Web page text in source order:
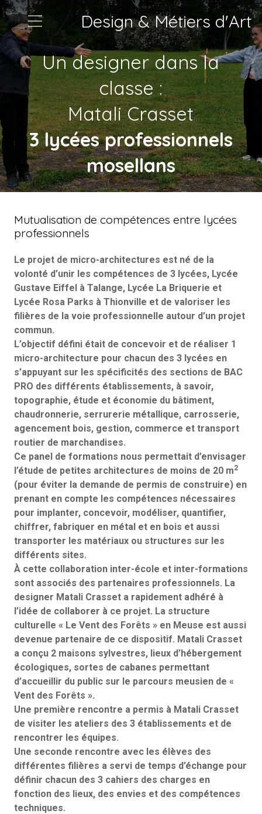
Design & Métiers d'Art
Un designer dans la
classe :
Matali Crasset
3 lycées professionnels
mosellans
Mutualisation de compétences entre lycées
professionnels
Le projet de micro-architectures est né de la
volonté d’unir les compétences de 3 lycées, Lycée
Gustave Eiffel à Talange, Lycée La Briquerie et
Lycée Rosa Parks à Thionville et de valoriser les
filières de la voie professionnelle autour d’un projet
commun.
L’objectif défini était de concevoir et de réaliser 1
micro-architecture pour chacun des 3 lycées en
s’appuyant sur les spécificités des sections de BAC
PRO des différents établissements, à savoir,
topographie, étude et économie du bâtiment,
chaudronnerie, serrurerie métallique, carrosserie,
agencement bois, gestion, commerce et transport
routier de marchandises.
Ce panel de formations nous permettait d’envisager
l’étude de petites architectures de moins de 20 m2
(pour éviter la demande de permis de construire) en
prenant en compte les compétences nécessaires
pour implanter, concevoir, modéliser, quantifier,
chiffrer, fabriquer en métal et en bois et aussi
transporter les matériaux ou structures sur les
différents sites.
À cette collaboration inter-école et inter-formations
sont associés des partenaires professionnels. La
designer Matali Crasset a rapidement adhéré à
l’idée de collaborer à ce projet. La structure
culturelle « Le Vent des Forêts » en Meuse est aussi
devenue partenaire de ce dispositif. Matali Crasset
a conçu 2 maisons sylvestres, lieux d’hébergement
écologiques, sortes de cabanes permettant
d’accueillir du public sur le parcours meusien de «
Vent des Forêts ».
Une première rencontre a permis à Matali Crasset
de visiter les ateliers des 3 établissements et de
rencontrer les équipes.
Une seconde rencontre avec les élèves des
différentes filières a servi de temps d’échange pour
définir chacun des 3 cahiers des charges en
fonction des lieux, des envies et des compétences
techniques.